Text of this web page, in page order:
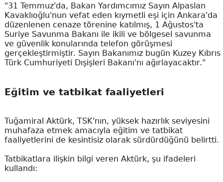
"31 Temmuz'da, Bakan Yardımcımız Sayın Alpaslan
Kavaklıoğlu'nun vefat eden kıymetli eşi için Ankara'da
düzenlenen cenaze törenine katılmış, 1 Ağustos'ta
Suriye Savunma Bakanı ile ikili ve bölgesel savunma
ve güvenlik konularında telefon görüşmesi
gerçekleştirmiştir. Sayın Bakanımız bugün Kuzey Kıbrıs
Türk Cumhuriyeti Dışişleri Bakanı'nı ağırlayacaktır."
Eğitim ve tatbikat faaliyetleri
Tuğamiral Aktürk, TSK'nın, yüksek hazırlık seviyesini
muhafaza etmek amacıyla eğitim ve tatbikat
faaliyetlerini de kesintisiz olarak sürdürdüğünü belirtti.
Tatbikatlara ilişkin bilgi veren Aktürk, şu ifadeleri
kullandı: